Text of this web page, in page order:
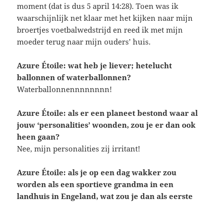
moment (dat is dus 5 april 14:28). Toen was ik
waarschijnlijk net klaar met het kijken naar mijn
broertjes voetbalwedstrijd en reed ik met mijn
moeder terug naar mijn ouders’ huis.
Azure Étoile: wat heb je liever; hetelucht
ballonnen of waterballonnen?
Waterballonnennnnnnnn!
Azure Étoile: als er een planeet bestond waar al
jouw ‘personalities’ woonden, zou je er dan ook
heen gaan?
Nee, mijn personalities zij irritant!
Azure Étoile: als je op een dag wakker zou
worden als een sportieve grandma in een
landhuis in Engeland, wat zou je dan als eerste